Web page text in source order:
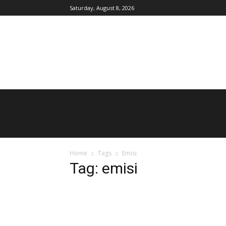
Saturday, August 8, 2026
Home Tags Emisi
Tag: emisi